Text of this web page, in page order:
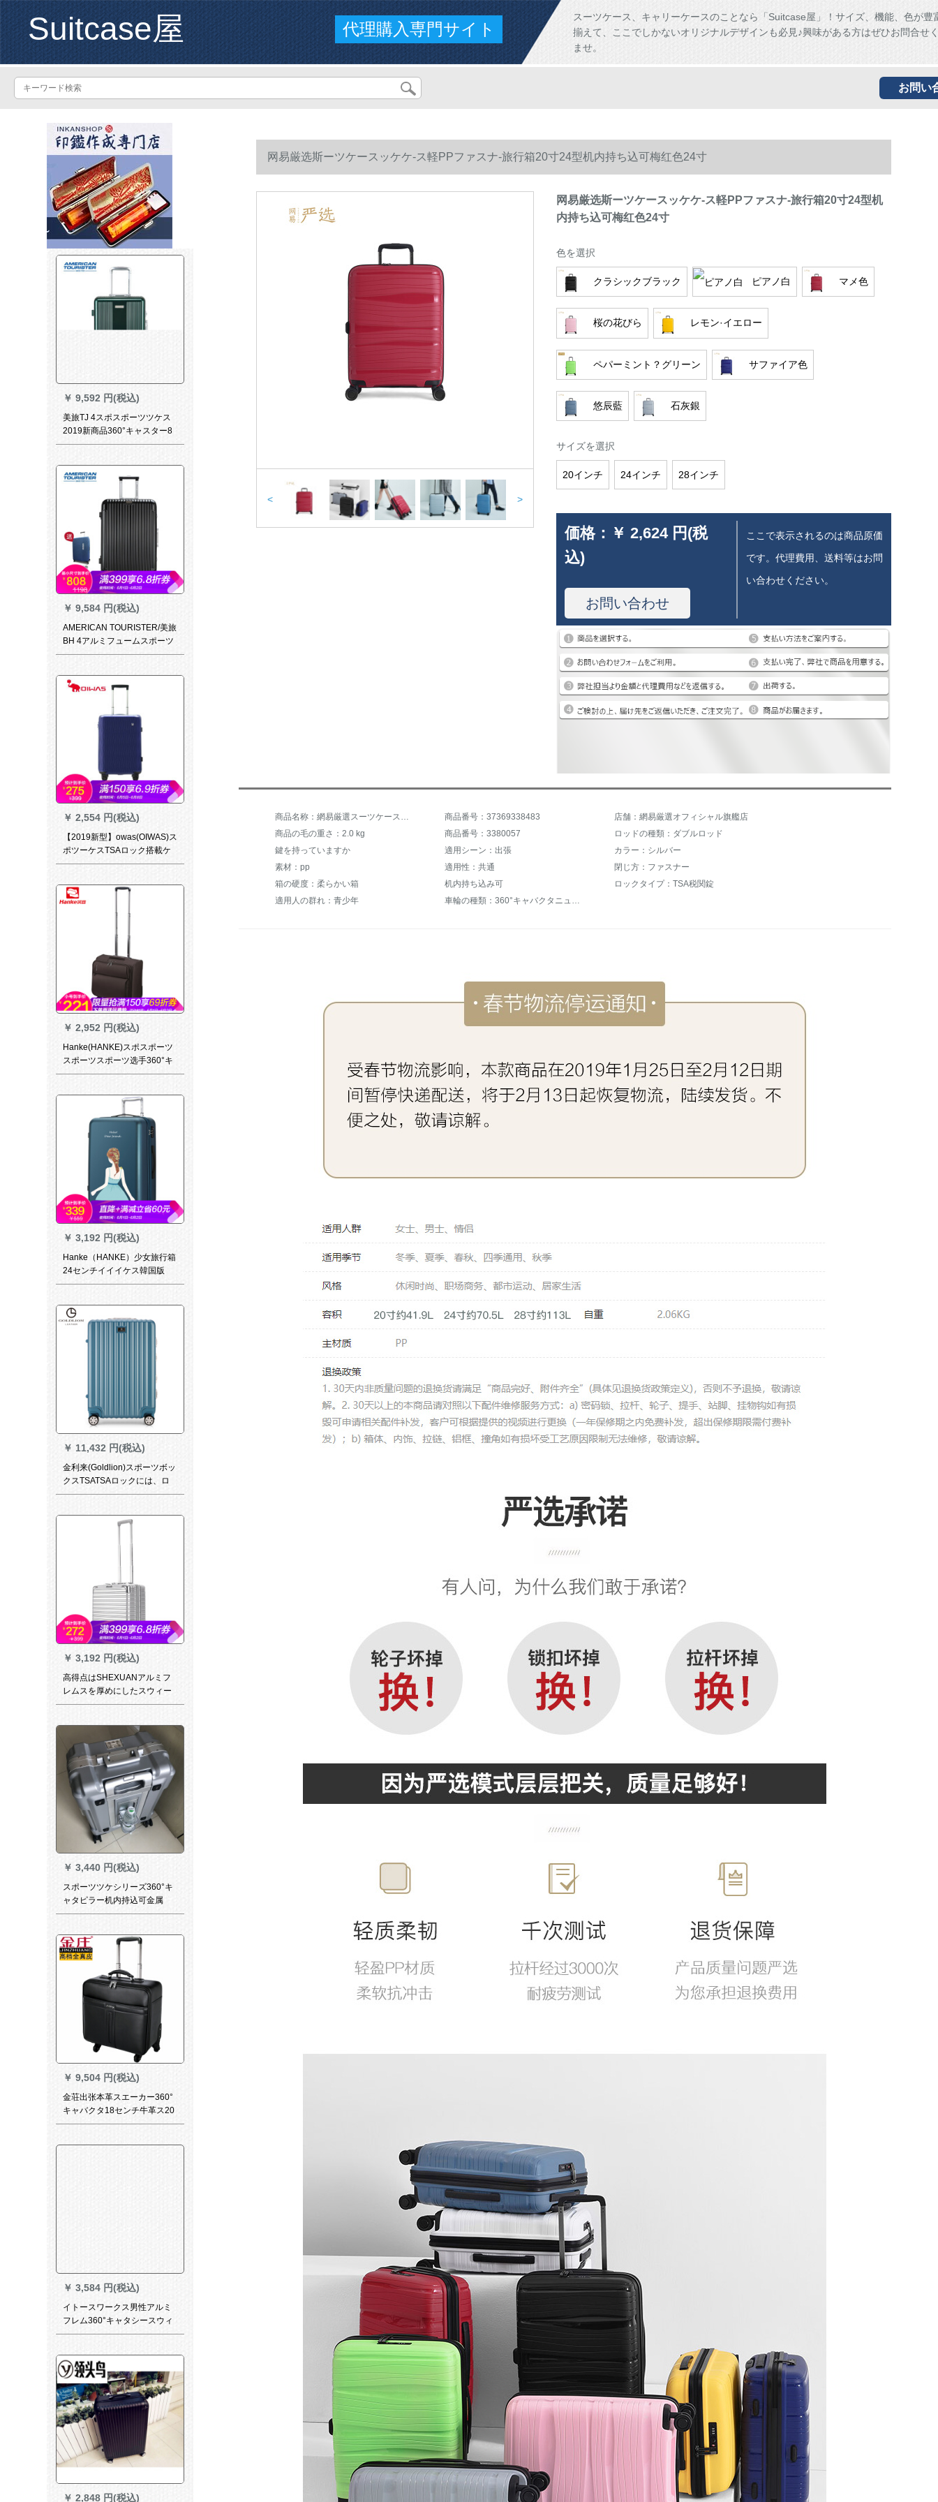
Suitcase屋 代理購入専門サイト
スーツケース、キャリーケースのことなら「Suitcase屋」！サイズ、機能、色が豊
揃えて、ここでしかないオリジナルデザインも必見♪興味がある方はぜひお問合せ
ませ。
お問い
￥ 9,592 円(税込)
美旅TJ 4スポスポーツツケス
2019新商品360°キャスター8
ラウドキャスターTSAロッキ
ー
￥ 9,584 円(税込)
AMERICAN TOURISTER/美旅
BH 4アルミフュームスポーツ
スポーツツケス360°キャクタ
ラケット20セチアア(オリジナ
ルケ)
￥ 2,554 円(税込)
【2019新型】owas(OIWAS)ス
ポツーケスTSAロック搭載ケ
ススス内持込みはスケス6522
￥ 2,952 円(税込)
Hanke(HANKE)スポスポーツ
スポーツスポーツ选手360°キ
ャバクタ旅行箱耐摩耗TSAロ
ススポーツスポーツスポーツ
スポーツ选手ス8039コーヒ色
18センチー
￥ 3,192 円(税込)
Hanke（HANKE）少女旅行箱
24センチイイイケス韓国版
360°カラスタツケスポーツ小
￥ 11,432 円(税込)
金利来(Goldlion)スポーツボッ
クスTSATSAロックには、ロ
ック音360°キーを搭載した大
青ML 8574002-2278
￥ 3,192 円(税込)
高得点はSHEXUANアルミフ
レムスを厚めにしたスウィー
ツを选びます。男女18センチ
ューブチューブチューブチュ
ーブ内持ち込み906华奢银银
メダル
￥ 3,440 円(税込)
スポーツツケシリーズ360°キ
ャタピラー机内持込可金属
TSAロック搭载箱シム出现
￥ 9,504 円(税込)
金荘出张本革スエーカー360°
キャバクタ18センチ牛革ス20
センチ出张机内持込可男女16
￥ 3,584 円(税込)
イトースワークス男性アルミ
フレム360°キャタシースウィ
20インチ机内持ち込可TSAロ
2194 26センチ
￥ 2,848 円(税込)
网易厳选斯ーツケースッケケ-ス軽PPファスナ-旅行箱20寸24型机内持ち込可梅红色24寸
< >
网易厳选斯ーツケースッケケ-ス軽PPファスナ-旅行箱20寸24型机
内持ち込可梅红色24寸
色を選択
クラシックブラック ピアノ白 マメ色
桜の花びら レモン·イエロー
ペパーミント？グリーン サファイア色
悠辰藍 石灰銀
サイズを選択
20インチ 24インチ 28インチ
価格： ￥ 2,624 円(税
込)
お問い合わせ
ここで表示されるのは商品原価
です。代理費用、送料等はお問
い合わせください。
商品名称：網易厳選スーツケーススツーケケース軽いPPファスナー旅行箱20寸24寸の機内持ち込み可能な赤色24寸 商品番号：37369338483
店舗：網易厳選オフィシャル旗艦店
商品の毛の重さ：2.0 kg
商品番号：3380057
ロッドの種類：ダブルロッド
鍵を持っていますか
適用シーン：出張
カラー：シルバー
素材：pp
適用性：共通
閉じ方：ファスナー
箱の硬度：柔らかい箱
机内持ち込み可
ロックタイプ：TSA税関錠
適用人の群れ：青少年
車輪の種類：360°キャバクタニュース